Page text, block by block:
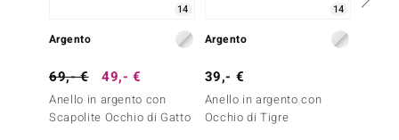
14
Argento
69,- € 49,- €
Anello in argento con
Scapolite Occhio di Gatto
14
Argento
39,- €
Anello in argento con
Occhio di Tigre